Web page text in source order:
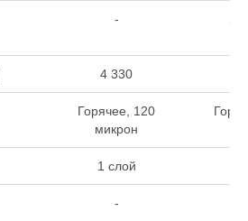
-
4 330
Горячее, 120
микрон
1 слой
-